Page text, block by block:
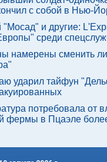
с собой в Нью-
"Мосад" и другие:
среди
намерены сменить
ударил тайфун
потребовала от
фермы в Пцаэле